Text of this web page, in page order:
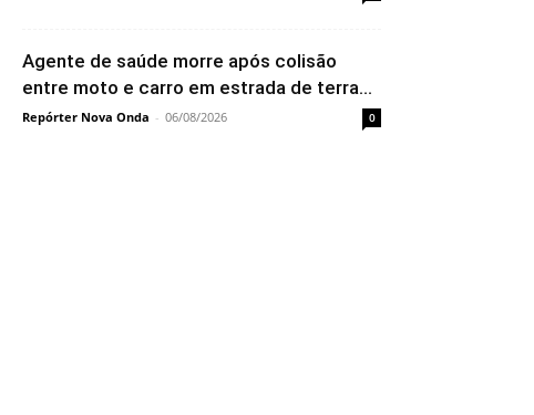
Agente de saúde morre após colisão
entre moto e carro em estrada de terra...
Repórter Nova Onda - 06/08/2026 0